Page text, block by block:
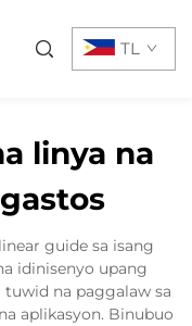
TL
linya na
guide sa isang
idinisenyo upang
na paggalaw sa
aplikasyon. Binubuo